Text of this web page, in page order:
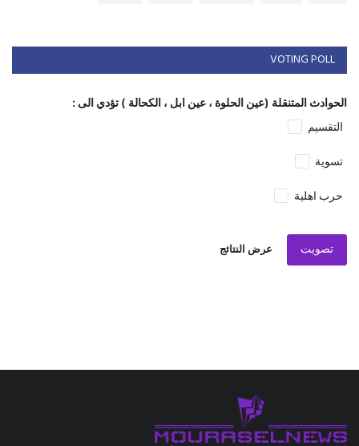
VOTING POLL
الحوادث المتنقلة (عين الحلوة ، عين ابل ، الكحالة ) تؤدي الى :
التقسيم
تسوية
حرب اهلية
تصويت عرض النتائج